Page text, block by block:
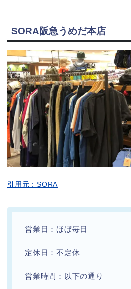
SORA阪急うめだ本店
引用元：SORA
営業日：ほぼ毎日
定休日：不定休
営業時間：以下の通り